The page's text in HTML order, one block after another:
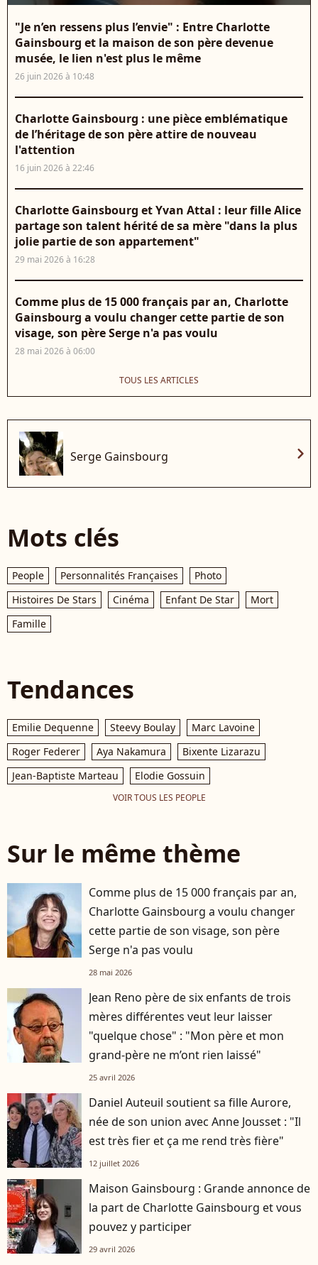
"Je n’en ressens plus l’envie" : Entre Charlotte
Gainsbourg et la maison de son père devenue
musée, le lien n'est plus le même
26 juin 2026 à 10:48
Charlotte Gainsbourg : une pièce emblématique
de l’héritage de son père attire de nouveau
l'attention
16 juin 2026 à 22:46
Charlotte Gainsbourg et Yvan Attal : leur fille Alice
partage son talent hérité de sa mère "dans la plus
jolie partie de son appartement"
29 mai 2026 à 16:28
Comme plus de 15 000 français par an, Charlotte
Gainsbourg a voulu changer cette partie de son
visage, son père Serge n'a pas voulu
28 mai 2026 à 06:00
TOUS LES ARTICLES
Serge Gainsbourg chevron_right
Mots clés
People Personnalités Françaises
Photo
Histoires De Stars
Cinéma Enfant De Star
Mort
Famille
Tendances
Emilie Dequenne Steevy Boulay
Marc Lavoine
Roger Federer
Aya Nakamura
Bixente Lizarazu
Jean-Baptiste Marteau
Elodie Gossuin
VOIR TOUS LES PEOPLE
Sur le même thème
Comme plus de 15 000 français par an,
Charlotte Gainsbourg a voulu changer
cette partie de son visage, son père
Serge n'a pas voulu
28 mai 2026
Jean Reno père de six enfants de trois
mères différentes veut leur laisser
"quelque chose" : "Mon père et mon
grand-père ne m’ont rien laissé"
25 avril 2026
Daniel Auteuil soutient sa fille Aurore,
née de son union avec Anne Jousset : "Il
est très fier et ça me rend très fière"
12 juillet 2026
Maison Gainsbourg : Grande annonce de
la part de Charlotte Gainsbourg et vous
pouvez y participer
29 avril 2026